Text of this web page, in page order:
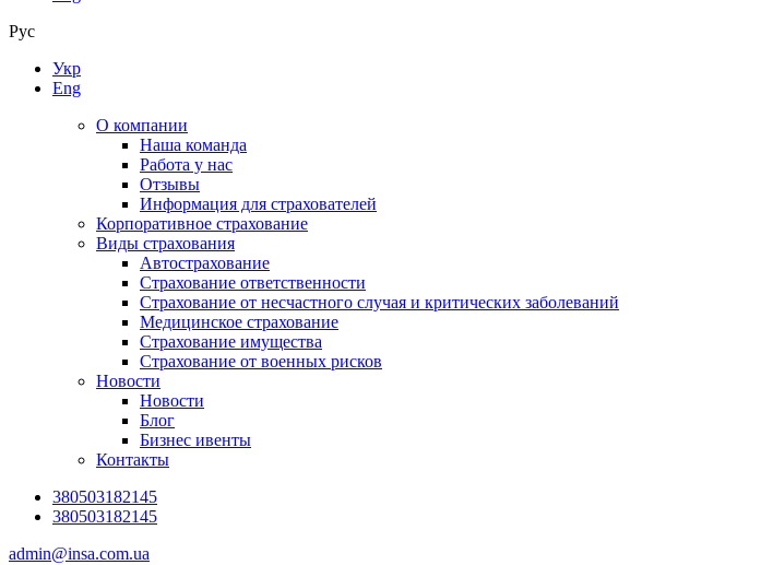
Рус
Укр
Eng
О компании
Наша команда
Работа у нас
Отзывы
Информация для страхователей
Корпоративное страхование
Виды страхования
Автострахование
Страхование ответственности
Страхование от несчастного случая и критических заболеваний
Медицинское страхование
Страхование имущества
Страхование от военных рисков
Новости
Новости
Блог
Бизнес ивенты
Контакты
380503182145
380503182145
admin@insa.com.ua